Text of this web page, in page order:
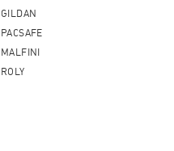
GILDAN
PACSAFE
MALFINI
ROLY